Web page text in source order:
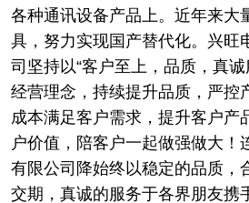
各种通讯设备产品上。近年来大
具，努力实现国产替代化。兴旺
司坚持以“客户至上，品质，真
经营理念，持续提升品质，严控
成本满足客户需求，提升客户产
户价值，陪客户一起做强做大！
有限公司降始终以稳定的品质，
交期，真诚的服务于各界朋友携